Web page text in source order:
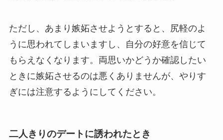
ただし、あまり嫉妬させようとすると、尻軽のよ
うに思われてしまいますし、自分の好意を信じて
もらえなくなります。両思いかどうか確認したい
ときに嫉妬させるのは悪くありませんが、やりす
ぎには注意するようにしてください。
二人きりのデートに誘われたとき